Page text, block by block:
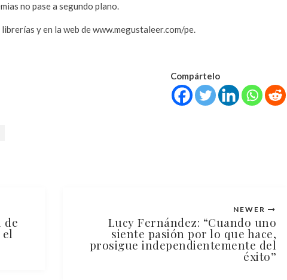
no pase a segundo plano.
y en la web de www.megustaleer.com/pe.
Compártelo
de
NEWER
Lucy Fernández: “Cuando uno
siente pasión por lo que hace,
prosigue independientemente del
éxito”